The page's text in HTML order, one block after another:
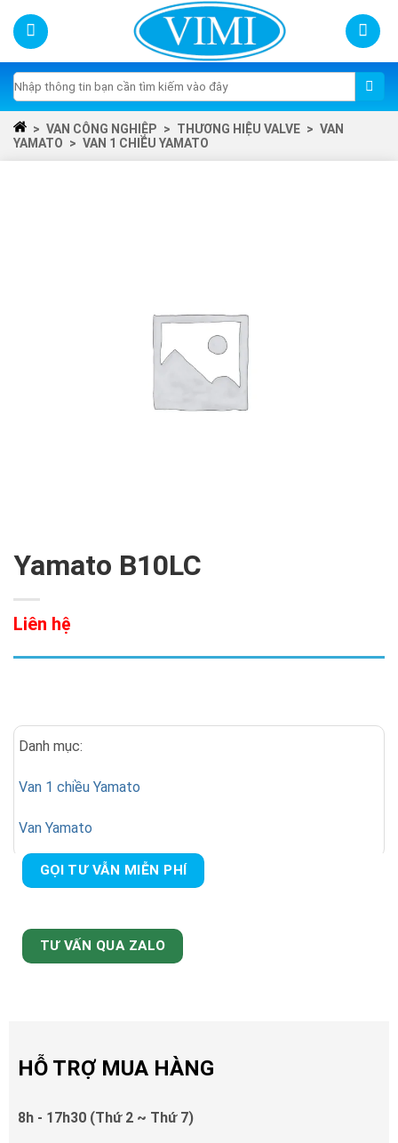
Skip
content
Tìm
kiếm:
> VAN CÔNG NGHIỆP > THƯƠNG HIỆU VALVE > VAN
YAMATO > VAN 1 CHIỀU YAMATO
Yamato B10LC
Liên hệ
Danh mục:
Van 1 chiều Yamato
Van Yamato
GỌI TƯ VẪN MIỄN PHÍ
TƯ VẤN QUA ZALO
HỖ TRỢ MUA HÀNG
8h - 17h30 (Thứ 2 ~ Thứ 7)